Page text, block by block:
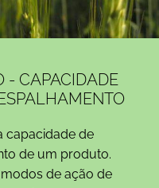
- CAPACIDADE
capacidade de
de um produto.
de ação de